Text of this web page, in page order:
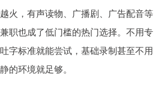
火，有声读物、广播剧、广告配音等
职也成了低门槛的热门选择。不用专
字标准就能尝试，基础录制甚至不用
的环境就足够。